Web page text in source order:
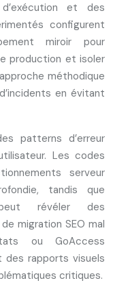
et des
configurent
miroir pour
production et isoler
méthodique
en évitant
patterns d’erreur
Les codes
serveur
tandis que
révéler des
migration SEO mal
ou GoAccess
rapports visuels
critiques.